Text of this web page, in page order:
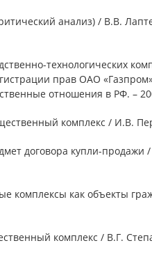
анализ) / В.В.
технологических
прав ОАО
отношения в РФ. –
комплекс / И.В.
договора купли-продажи
как объекты
комплекс / В.Г.